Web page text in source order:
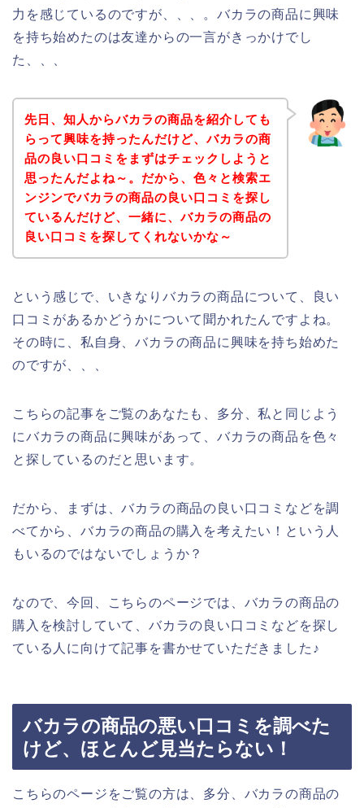
力を感じているのですが、、、。バカラの商品に興味
を持ち始めたのは友達からの一言がきっかけでし
た、、、
先日、知人からバカラの商品を紹介しても
らって興味を持ったんだけど、バカラの商
品の良い口コミをまずはチェックしようと
思ったんだよね～。だから、色々と検索エ
ンジンでバカラの商品の良い口コミを探し
ているんだけど、一緒に、バカラの商品の
良い口コミを探してくれないかな～
という感じで、いきなりバカラの商品について、良い
口コミがあるかどうかについて聞かれたんですよね。
その時に、私自身、バカラの商品に興味を持ち始めた
のですが、、、
こちらの記事をご覧のあなたも、多分、私と同じよう
にバカラの商品に興味があって、バカラの商品を色々
と探しているのだと思います。
だから、まずは、バカラの商品の良い口コミなどを調
べてから、バカラの商品の購入を考えたい！という人
もいるのではないでしょうか？
なので、今回、こちらのページでは、バカラの商品の
購入を検討していて、バカラの良い口コミなどを探し
ている人に向けて記事を書かせていただきました♪
バカラの商品の悪い口コミを調べた
けど、ほとんど見当たらない！
こちらのページをご覧の方は、多分、バカラの商品の